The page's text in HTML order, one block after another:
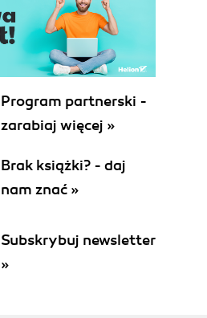
Program partnerski -
zarabiaj więcej »
Brak książki? - daj
nam znać »
Subskrybuj newsletter
»